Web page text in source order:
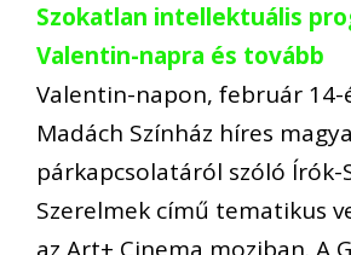
Szokatlan intellektuális
Valentin-napra és tovább
Valentin-napon, február 14-
Madách Színház híres
párkapcsolatáról szóló Írók-
Szerelmek című tematikus